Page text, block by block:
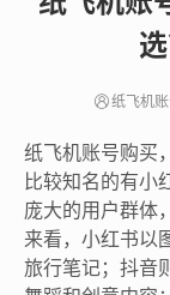
纸飞机
纸飞机账号购买
比较知名的有小
庞大的用户群体
来看，小红书以
旅行笔记；抖音